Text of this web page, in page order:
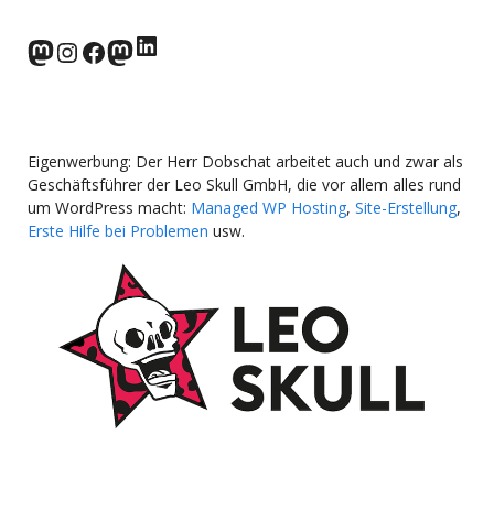
norden.social
Instagram
Facebook
wp-punks.social
LinkedIn
Eigenwerbung: Der Herr Dobschat arbeitet auch und zwar als
Geschäftsführer der Leo Skull GmbH, die vor allem alles rund
um WordPress macht: Managed WP Hosting, Site-Erstellung,
Erste Hilfe bei Problemen usw.